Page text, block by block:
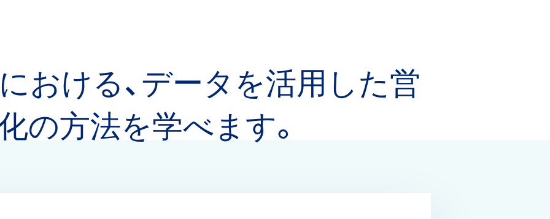
おける、データを活用した営
の方法を学べます。